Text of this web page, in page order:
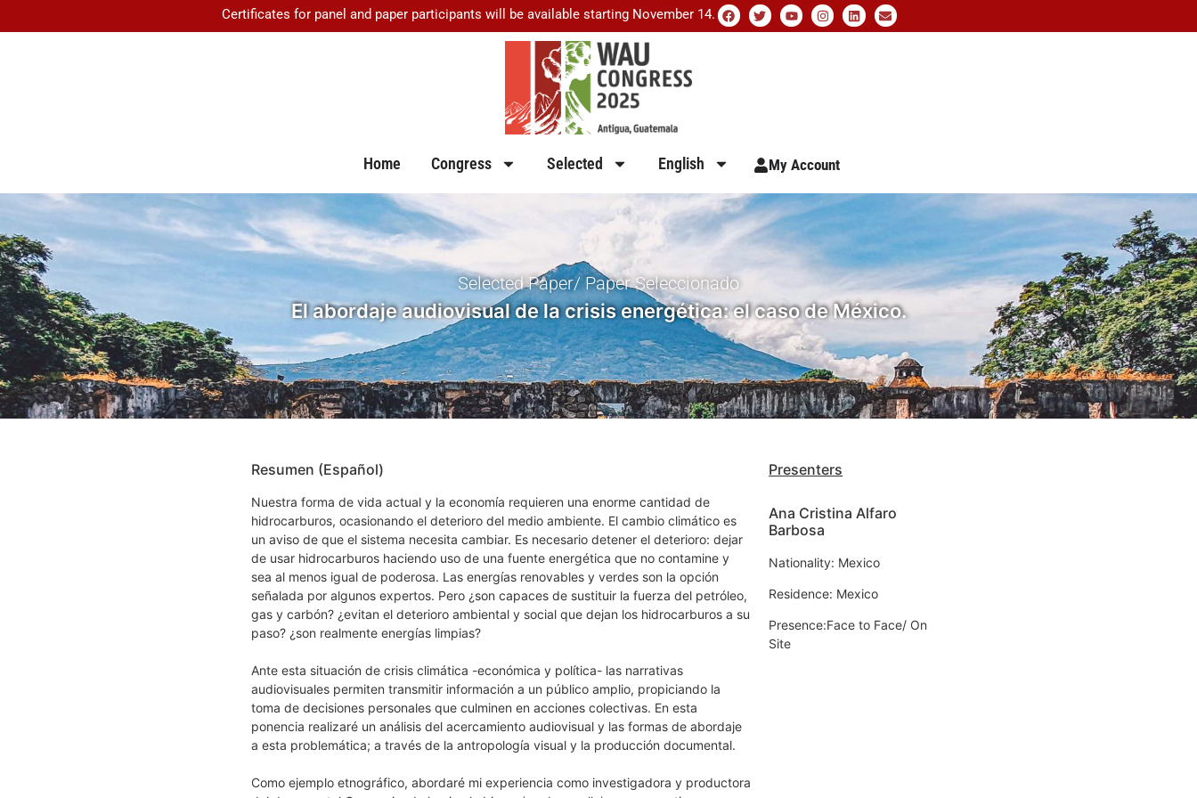
Certificates for panel and paper participants will be available starting November 14.
Home Congress Selected English My Account
Selected Paper/ Paper Seleccionado
El abordaje audiovisual de la crisis energética: el caso de México.
Resumen (Español)
Nuestra forma de vida actual y la economía requieren una enorme cantidad de
hidrocarburos, ocasionando el deterioro del medio ambiente. El cambio climático es
un aviso de que el sistema necesita cambiar. Es necesario detener el deterioro: dejar
de usar hidrocarburos haciendo uso de una fuente energética que no contamine y
sea al menos igual de poderosa. Las energías renovables y verdes son la opción
señalada por algunos expertos. Pero ¿son capaces de sustituir la fuerza del petróleo,
gas y carbón? ¿evitan el deterioro ambiental y social que dejan los hidrocarburos a su
paso? ¿son realmente energías limpias?
Ante esta situación de crisis climática -económica y política- las narrativas
audiovisuales permiten transmitir información a un público amplio, propiciando la
toma de decisiones personales que culminen en acciones colectivas. En esta
ponencia realizaré un análisis del acercamiento audiovisual y las formas de abordaje
a esta problemática; a través de la antropología visual y la producción documental.
Como ejemplo etnográfico, abordaré mi experiencia como investigadora y productora
Presenters
Ana Cristina Alfaro
Barbosa
Nationality: Mexico
Residence: Mexico
Presence:Face to Face/ On
Site